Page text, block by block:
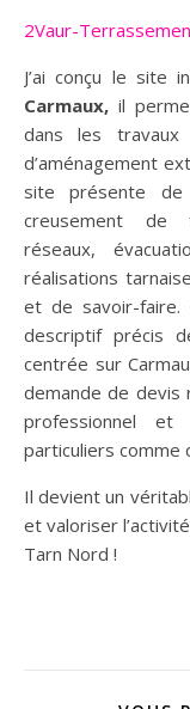
2Vaur-
J’ai conçu le site
Carmaux,il
dans les travaux
d’aménagement
site présente
creusement de
réseaux,
réalisations
et de savoir-faire.
descriptif précis
centrée sur
demande de devis
professionnel
particuliers comme
Il devient un
et valoriser
Tarn Nord !